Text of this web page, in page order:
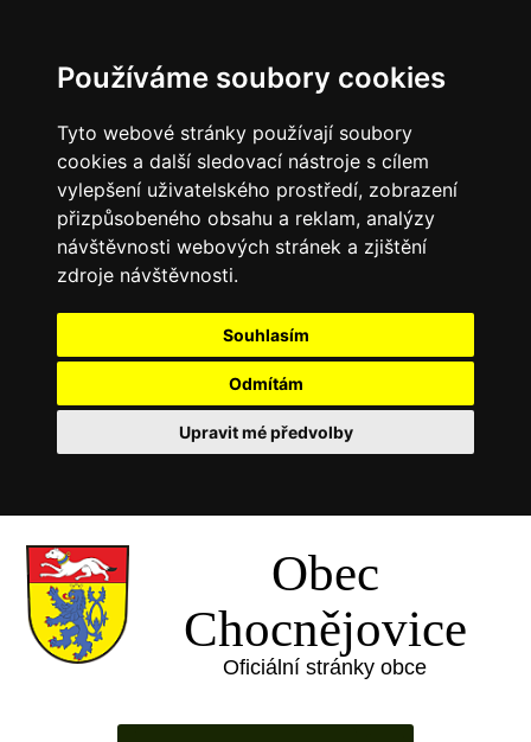
Používáme soubory cookies
Tyto webové stránky používají soubory
cookies a další sledovací nástroje s cílem
vylepšení uživatelského prostředí, zobrazení
přizpůsobeného obsahu a reklam, analýzy
návštěvnosti webových stránek a zjištění
zdroje návštěvnosti.
Souhlasím
Odmítám
Upravit mé předvolby
Obec
Chocnějovice
Oficiální stránky obce